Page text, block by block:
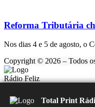
Reforma Tributária
Nos dias 4 e 5 de agosto, o
Copyright © 2026 – Todos
Total Print
Rádio Feliz
▶️ ⏹️